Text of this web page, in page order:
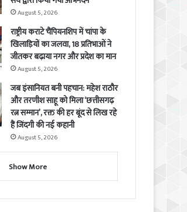
August 5, 2026
राष्ट्रीय कराटे चैंपियनशिप में चांपा के
खिलाड़ियों का जलवा, 18 प्रतिभाओं ने
जीतकर बढ़ाया नगर और प्रदेश का मान
August 5, 2026
जब इंसानियत बनी पहचान: महेश राठौर
और तरणीश साहू को मिला ‘छत्तीसगढ़
रत्न सम्मान’, रक्त की हर बूंद से लिख रहे
हैं जिंदगी की नई कहानी
August 5, 2026
Show More